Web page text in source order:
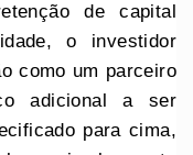
de capital
o investidor
como um parceiro
adicional a ser
para cima,